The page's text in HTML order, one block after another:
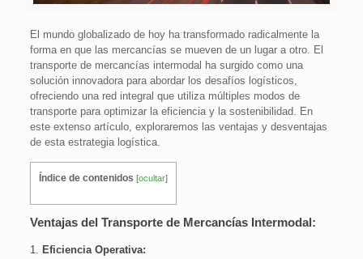
El mundo globalizado de hoy ha transformado radicalmente la
forma en que las mercancías se mueven de un lugar a otro. El
transporte de mercancías intermodal ha surgido como una
solución innovadora para abordar los desafíos logísticos,
ofreciendo una red integral que utiliza múltiples modos de
transporte para optimizar la eficiencia y la sostenibilidad. En
este extenso artículo, exploraremos las ventajas y desventajas
de esta estrategia logística.
Índice de contenidos [ocultar]
Ventajas del Transporte de Mercancías Intermodal:
1. Eficiencia Operativa: